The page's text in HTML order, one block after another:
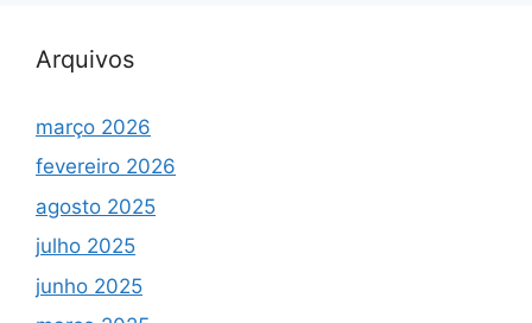
Arquivos
março 2026
fevereiro 2026
agosto 2025
julho 2025
junho 2025